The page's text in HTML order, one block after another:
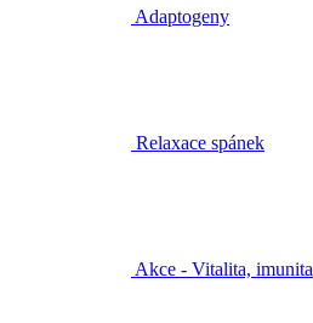
Adaptogeny
Relaxace spánek
Akce - Vitalita, imunita